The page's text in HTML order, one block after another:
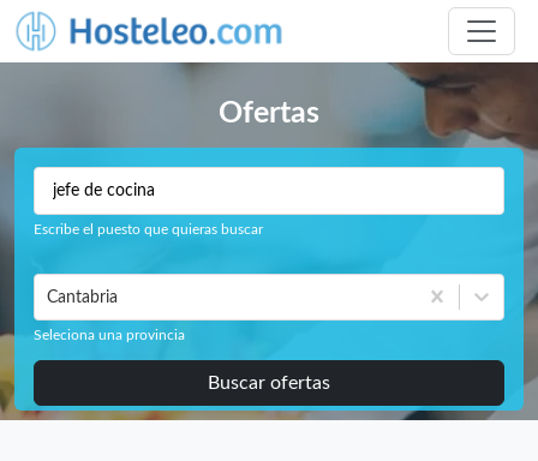
Ofertas
Escribe el puesto que quieras buscar
Cantabria
Seleciona una provincia
Buscar ofertas